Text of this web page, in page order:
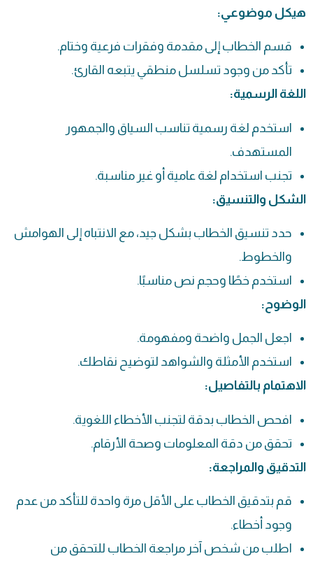
هيكل موضوعي:
قسم الخطاب إلى مقدمة وفقرات فرعية وختام.
تأكد من وجود تسلسل منطقي يتبعه القارئ.
اللغة الرسمية:
استخدم لغة رسمية تناسب السياق والجمهور
المستهدف.
تجنب استخدام لغة عامية أو غير مناسبة.
الشكل والتنسيق:
حدد تنسيق الخطاب بشكل جيد، مع الانتباه إلى الهوامش
والخطوط.
استخدم خطًا وحجم نص مناسبًا.
الوضوح:
اجعل الجمل واضحة ومفهومة.
استخدم الأمثلة والشواهد لتوضيح نقاطك.
الاهتمام بالتفاصيل:
افحص الخطاب بدقة لتجنب الأخطاء اللغوية.
تحقق من دقة المعلومات وصحة الأرقام.
التدقيق والمراجعة:
قم بتدقيق الخطاب على الأقل مرة واحدة للتأكد من عدم
وجود أخطاء.
اطلب من شخص آخر مراجعة الخطاب للتحقق من